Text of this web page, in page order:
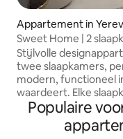
Appartement in
Sweet Home | 2
stijl
Stijlvolle
twee slaapkamers,
modern, functioneel
waardeert. Elke
over een
orthopedisch
kwaliteitsmeubilair
Populaire